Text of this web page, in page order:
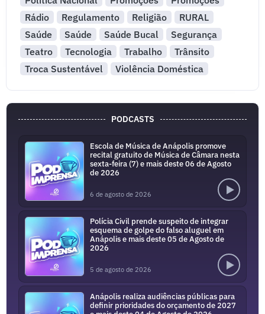
Rádio
Regulamento Religião
RURAL
Saúde
Saúde Saúde Bucal
Segurança
Teatro
Tecnologia Trabalho
Trânsito
Troca Sustentável
Violência Doméstica
PODCASTS
Escola de Música de Anápolis promove
recital gratuito de Música de Câmara nesta
sexta-feira (7) e mais deste 06 de Agosto
de 2026
6 de agosto de 2026
Polícia Civil prende suspeito de integrar
esquema de golpe do falso aluguel em
Anápolis e mais deste 05 de Agosto de
2026
5 de agosto de 2026
Anápolis realiza audiências públicas para
definir prioridades do orçamento de 2027